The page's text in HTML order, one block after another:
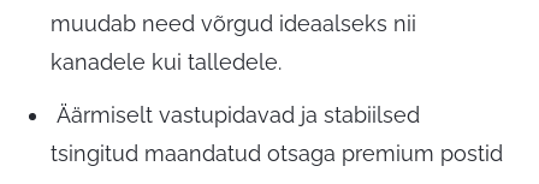
muudab need võrgud ideaalseks nii
kanadele kui talledele.
Äärmiselt vastupidavad ja stabiilsed
tsingitud maandatud otsaga premium postid